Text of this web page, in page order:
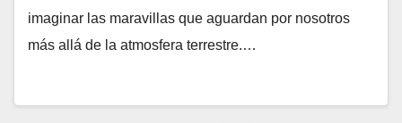
imaginar las maravillas que aguardan por nosotros
más allá de la atmosfera terrestre.…